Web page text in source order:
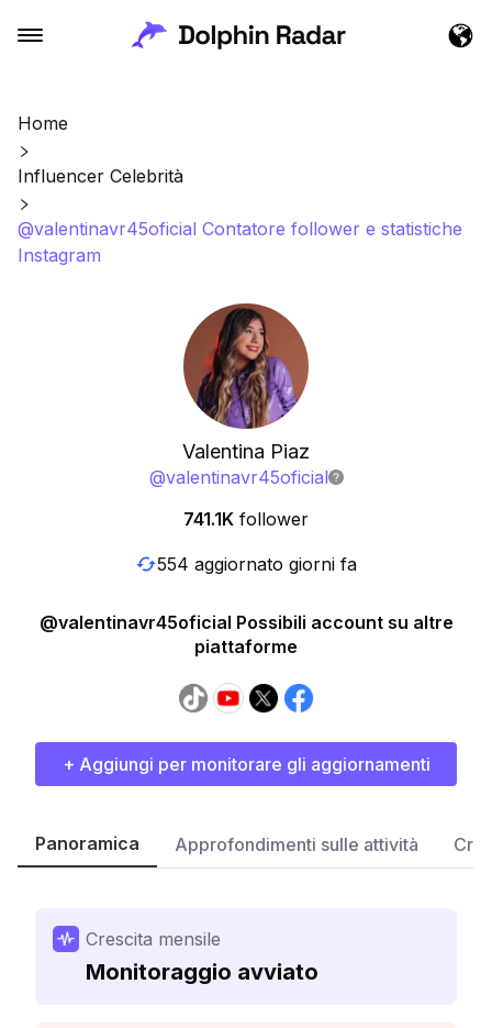
Home
Influencer Celebrità
@valentinavr45oficial Contatore follower e statistiche
Instagram
Valentina Piaz
@valentinavr45oficial
741.1K follower
554 aggiornato giorni fa
@valentinavr45oficial Possibili account su altre
piattaforme
+ Aggiungi per monitorare gli aggiornamenti
Panoramica Approfondimenti sulle attività
Crescita mensile
Monitoraggio avviato